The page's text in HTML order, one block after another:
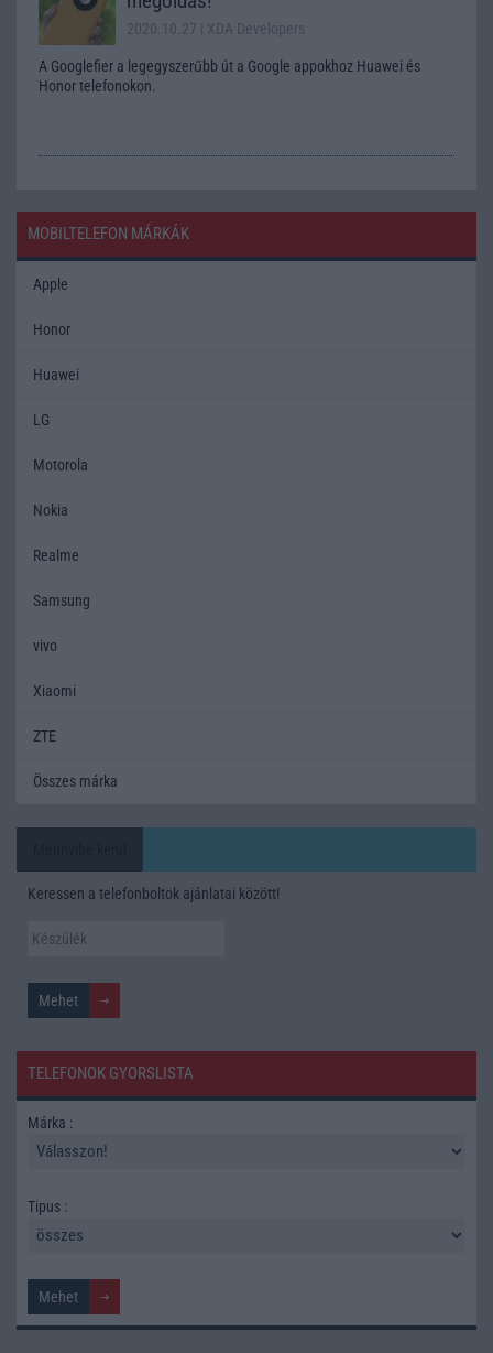
2020.10.27 | XDA Developers
A Googlefier a legegyszerűbb út a Google appokhoz Huawei és
Honor telefonokon.
MOBILTELEFON MÁRKÁK
Apple
Honor
Huawei
LG
Motorola
Nokia
Realme
Samsung
vivo
Xiaomi
ZTE
Összes márka
Keressen a telefonboltok ajánlatai között!
TELEFONOK GYORSLISTA
Márka :
Tipus :